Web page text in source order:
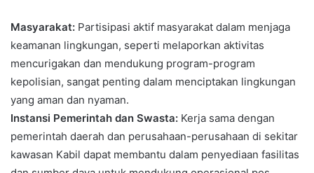
Masyarakat: Partisipasi aktif masyarakat dalam menjaga
keamanan lingkungan, seperti melaporkan aktivitas
mencurigakan dan mendukung program-program
kepolisian, sangat penting dalam menciptakan lingkungan
yang aman dan nyaman.
Instansi Pemerintah dan Swasta: Kerja sama dengan
pemerintah daerah dan perusahaan-perusahaan di sekitar
kawasan Kabil dapat membantu dalam penyediaan fasilitas